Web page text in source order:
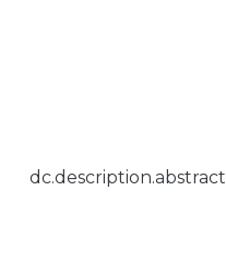
dc.description.abstract